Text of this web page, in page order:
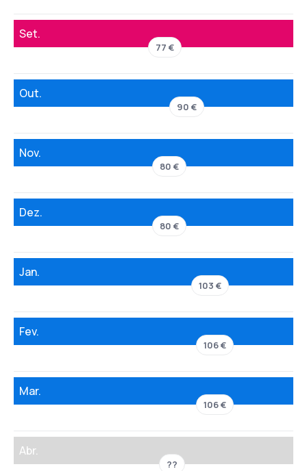
Set.
77 €
Out.
90 €
Nov.
80 €
Dez.
80 €
Jan.
103 €
Fev.
106 €
Mar.
106 €
Abr.
??